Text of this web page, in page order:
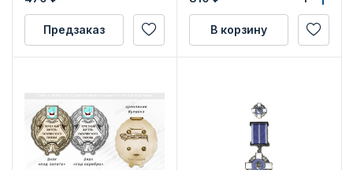
Предзаказ В корзину